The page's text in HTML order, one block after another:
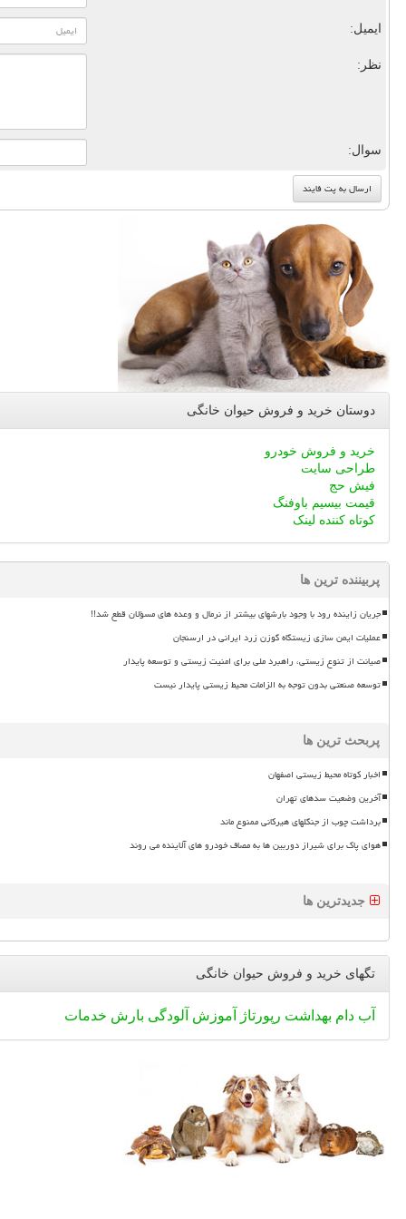
ایمیل:
نظر:
سوال:
دوستان خرید و فروش حیوان خانگی
خرید و فروش خودرو
طراحی سایت
فیش حج
قیمت بیسیم باوفنگ
کوتاه کننده لینک
پربیننده ترین ها
جریان زاینده رود با وجود بارشهای بیشتر از نرمال و وعده های مسؤلان قطع شد!!
عملیات ایمن سازی زیستگاه گوزن زرد ایرانی در ارسنجان
صیانت از تنوع زیستی، راهبرد ملی برای امنیت زیستی و توسعه پایدار
توسعه صنعتی بدون توجه به الزامات محیط زیستی پایدار نیست
پربحث ترین ها
اخبار کوتاه محیط زیستی اصفهان
آخرین وضعیت سدهای تهران
برداشت چوب از جنگلهای هیرکانی ممنوع ماند
هوای پاک برای شیراز دوربین ها به مصاف خودرو های آلاینده می روند
جدیدترین ها
تگهای خرید و فروش حیوان خانگی
آب دام بهداشت رپورتاژ آموزش آلودگی بارش خدمات